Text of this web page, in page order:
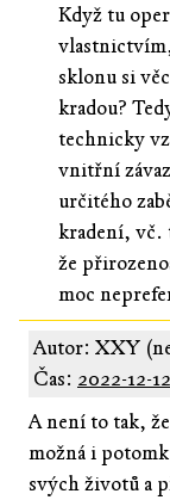
Když tu
sklonu si
kradou?
technicky
vnitřní
určitého
kradení, vč.
že
moc
Autor: XXY
Čas: 2022-12-
A není to tak,
možná i
svých životů a